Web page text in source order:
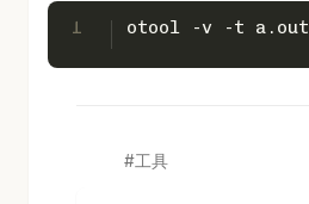
1 otool -v -t a.out
工具